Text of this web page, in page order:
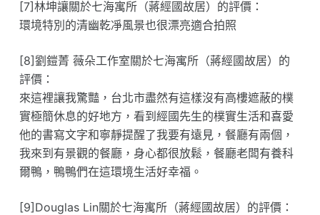
[7]林坤讓關於七海寓所（蔣經國故居）的評價：
環境特別的清幽乾凈風景也很漂亮適合拍照
[8]劉鎧菁 薇朵工作室關於七海寓所（蔣經國故居）的
評價：
來這裡讓我驚豔，台北市盡然有這樣沒有高樓遮蔽的樸
實極簡休息的好地方，看到經國先生的樸實生活和喜愛
他的書寫文字和寧靜提醒了我要有遠見，餐廳有兩個，
我來到有景觀的餐廳，身心都很放鬆，餐廳老闆有養科
爾鴨，鴨鴨們在這環境生活好幸福。
[9]Douglas Lin關於七海寓所（蔣經國故居）的評價：